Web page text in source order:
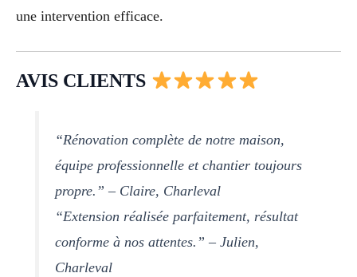
une intervention efficace.
AVIS CLIENTS
“Rénovation complète de notre maison,
équipe professionnelle et chantier toujours
propre.” – Claire, Charleval
“Extension réalisée parfaitement, résultat
conforme à nos attentes.” – Julien,
Charleval